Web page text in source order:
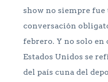
show no siempre fue
conversación
febrero. Y no solo
Estados Unidos se
del país cuna del